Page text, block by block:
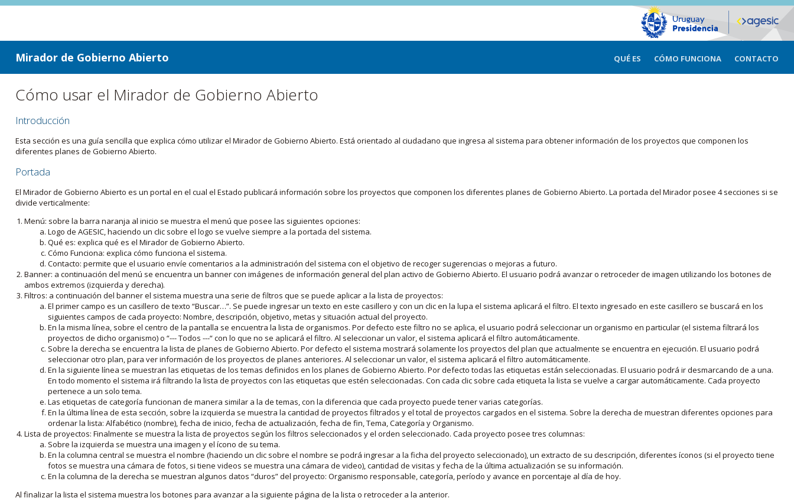
ir a contenido
ir al menú
Mirador de Gobierno Abierto QUÉ ES CÓMO FUNCIONA CONTACTO
Cómo usar el Mirador de Gobierno Abierto
Introducción
Esta sección es una guía sencilla que explica cómo utilizar el Mirador de Gobierno Abierto. Está orientado al ciudadano que ingresa al sistema para obtener información de los proyectos que componen los
diferentes planes de Gobierno Abierto.
Portada
El Mirador de Gobierno Abierto es un portal en el cual el Estado publicará información sobre los proyectos que componen los diferentes planes de Gobierno Abierto. La portada del Mirador posee 4 secciones si se
divide verticalmente:
Menú: sobre la barra naranja al inicio se muestra el menú que posee las siguientes opciones:
Logo de AGESIC, haciendo un clic sobre el logo se vuelve siempre a la portada del sistema.
Qué es: explica qué es el Mirador de Gobierno Abierto.
Cómo Funciona: explica cómo funciona el sistema.
Contacto: permite que el usuario envíe comentarios a la administración del sistema con el objetivo de recoger sugerencias o mejoras a futuro.
Banner: a continuación del menú se encuentra un banner con imágenes de información general del plan activo de Gobierno Abierto. El usuario podrá avanzar o retroceder de imagen utilizando los botones de
ambos extremos (izquierda y derecha).
Filtros: a continuación del banner el sistema muestra una serie de filtros que se puede aplicar a la lista de proyectos:
El primer campo es un casillero de texto “Buscar…”. Se puede ingresar un texto en este casillero y con un clic en la lupa el sistema aplicará el filtro. El texto ingresado en este casillero se buscará en los
siguientes campos de cada proyecto: Nombre, descripción, objetivo, metas y situación actual del proyecto.
En la misma línea, sobre el centro de la pantalla se encuentra la lista de organismos. Por defecto este filtro no se aplica, el usuario podrá seleccionar un organismo en particular (el sistema filtrará los
proyectos de dicho organismo) o “--- Todos ---“ con lo que no se aplicará el filtro. Al seleccionar un valor, el sistema aplicará el filtro automáticamente.
Sobre la derecha se encuentra la lista de planes de Gobierno Abierto. Por defecto el sistema mostrará solamente los proyectos del plan que actualmente se encuentra en ejecución. El usuario podrá
seleccionar otro plan, para ver información de los proyectos de planes anteriores. Al seleccionar un valor, el sistema aplicará el filtro automáticamente.
En la siguiente línea se muestran las etiquetas de los temas definidos en los planes de Gobierno Abierto. Por defecto todas las etiquetas están seleccionadas. El usuario podrá ir desmarcando de a una.
En todo momento el sistema irá filtrando la lista de proyectos con las etiquetas que estén seleccionadas. Con cada clic sobre cada etiqueta la lista se vuelve a cargar automáticamente. Cada proyecto
pertenece a un solo tema.
Las etiquetas de categoría funcionan de manera similar a la de temas, con la diferencia que cada proyecto puede tener varias categorías.
En la última línea de esta sección, sobre la izquierda se muestra la cantidad de proyectos filtrados y el total de proyectos cargados en el sistema. Sobre la derecha de muestran diferentes opciones para
ordenar la lista: Alfabético (nombre), fecha de inicio, fecha de actualización, fecha de fin, Tema, Categoría y Organismo.
Lista de proyectos: Finalmente se muestra la lista de proyectos según los filtros seleccionados y el orden seleccionado. Cada proyecto posee tres columnas:
Sobre la izquierda se muestra una imagen y el ícono de su tema.
En la columna central se muestra el nombre (haciendo un clic sobre el nombre se podrá ingresar a la ficha del proyecto seleccionado), un extracto de su descripción, diferentes íconos (si el proyecto tiene
fotos se muestra una cámara de fotos, si tiene videos se muestra una cámara de video), cantidad de visitas y fecha de la última actualización se su información.
En la columna de la derecha se muestran algunos datos “duros” del proyecto: Organismo responsable, categoría, período y avance en porcentaje al día de hoy.
Al finalizar la lista el sistema muestra los botones para avanzar a la siguiente página de la lista o retroceder a la anterior.